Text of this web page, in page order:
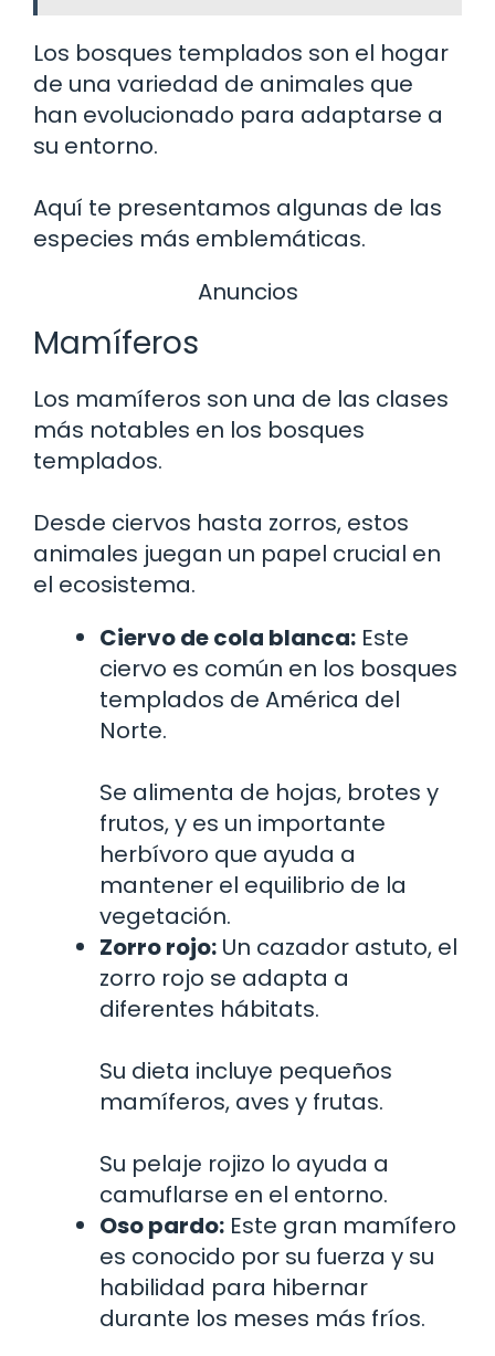
Los bosques templados son el hogar
de una variedad de animales que
han evolucionado para adaptarse a
su entorno.
Aquí te presentamos algunas de las
especies más emblemáticas.
Anuncios
Mamíferos
Los mamíferos son una de las clases
más notables en los bosques
templados.
Desde ciervos hasta zorros, estos
animales juegan un papel crucial en
el ecosistema.
Ciervo de cola blanca: Este
ciervo es común en los bosques
templados de América del
Norte.
Se alimenta de hojas, brotes y
frutos, y es un importante
herbívoro que ayuda a
mantener el equilibrio de la
vegetación.
Zorro rojo: Un cazador astuto, el
zorro rojo se adapta a
diferentes hábitats.
Su dieta incluye pequeños
mamíferos, aves y frutas.
Su pelaje rojizo lo ayuda a
camuflarse en el entorno.
Oso pardo: Este gran mamífero
es conocido por su fuerza y su
habilidad para hibernar
durante los meses más fríos.